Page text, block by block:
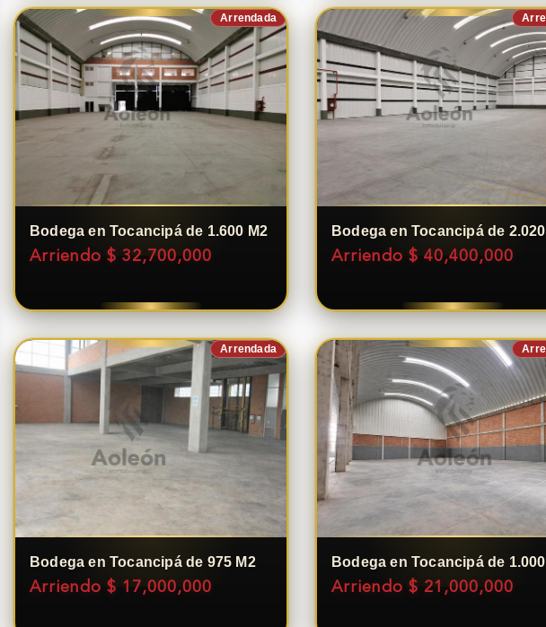
Arrendada
Bodega en Tocancipá de 1.600 M2
Arriendo $ 32,700,000
Bodega en Tocancipá de
Arriendo $ 40,400,000
Arrendada
Bodega en Tocancipá de 975 M2
Arriendo $ 17,000,000
Bodega en Tocancipá de
Arriendo $ 21,000,000